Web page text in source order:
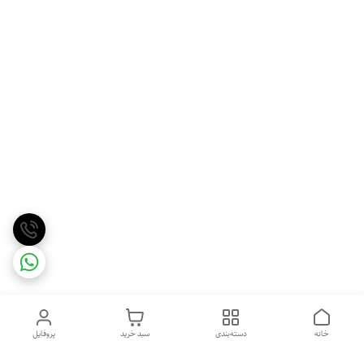
پروفایل سبد خرید دسته‌بندی خانه